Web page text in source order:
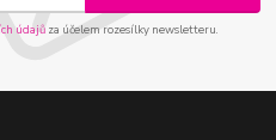
údajůza účelem rozesílky newsletteru.